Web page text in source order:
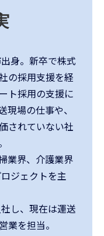
身。新卒で株式
の採用支援を経
ト採用の支援に
場の仕事や、
されていない社
業界、介護業界
ジェクトを主
し、現在は運送
業を担当。